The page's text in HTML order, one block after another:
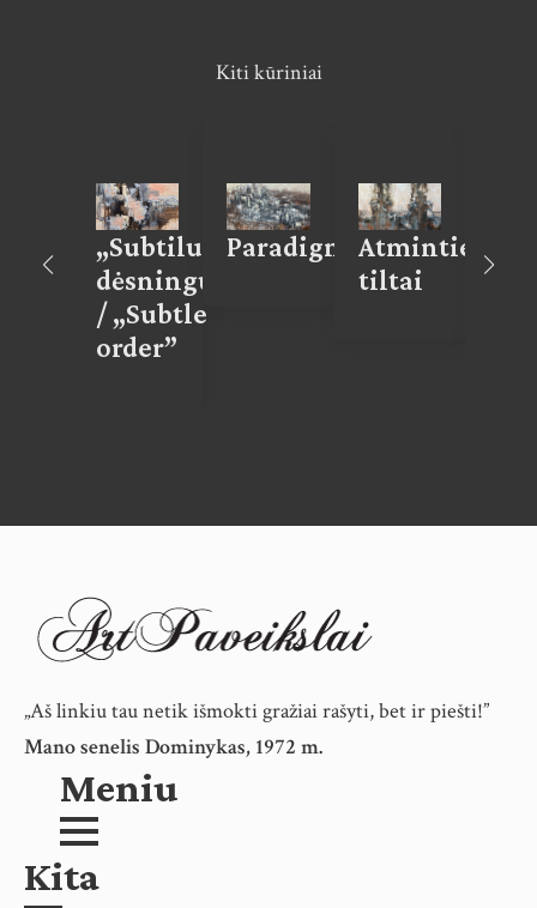
Kiti kūriniai
„Subtilus
dėsningumas”
/ „Subtle
order”
ParadigmosAtminties
tiltai
„Aš linkiu tau netik išmokti gražiai rašyti, bet ir piešti!”
Mano senelis Dominykas, 1972 m.
Meniu
Kita